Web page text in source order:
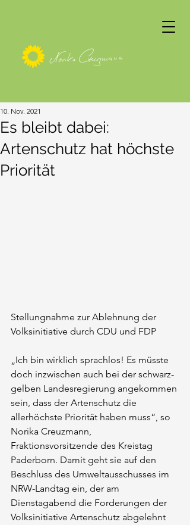
Es bleibt dabei:
Artenschutz hat höchste
Priorität
10. Nov. 2021
Stellungnahme zur Ablehnung der
Volksinitiative durch CDU und FDP
„Ich bin wirklich sprachlos! Es müsste
doch inzwischen auch bei der schwarz-
gelben Landesregierung angekommen
sein, dass der Artenschutz die
allerhöchste Priorität haben muss“, so
Norika Creuzmann,
Fraktionsvorsitzende des Kreistag
Paderborn. Damit geht sie auf den
Beschluss des Umweltausschusses im
NRW-Landtag ein, der am
Dienstagabend die Forderungen der
Volksinitiative Artenschutz abgelehnt